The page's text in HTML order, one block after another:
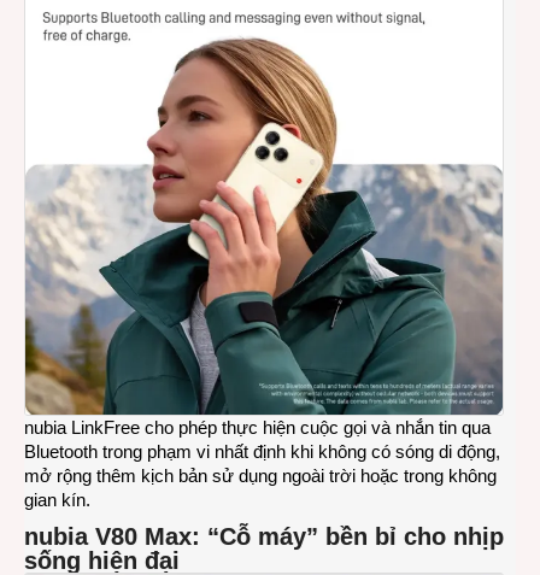
nubia LinkFree cho phép thực hiện cuộc gọi và nhắn tin qua
Bluetooth trong phạm vi nhất định khi không có sóng di động,
mở rộng thêm kịch bản sử dụng ngoài trời hoặc trong không
gian kín.
nubia V80 Max: “Cỗ máy” bền bỉ cho nhịp
sống hiện đại